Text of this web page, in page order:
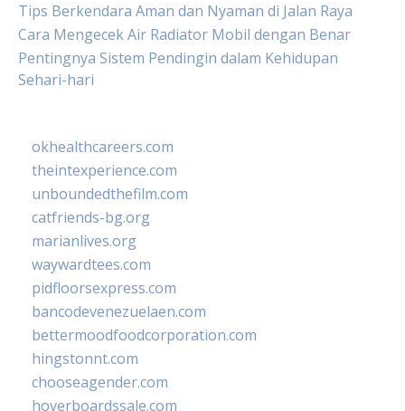
Tips Berkendara Aman dan Nyaman di Jalan Raya
Cara Mengecek Air Radiator Mobil dengan Benar
Pentingnya Sistem Pendingin dalam Kehidupan
Sehari-hari
okhealthcareers.com
theintexperience.com
unboundedthefilm.com
catfriends-bg.org
marianlives.org
waywardtees.com
pidfloorsexpress.com
bancodevenezuelaen.com
bettermoodfoodcorporation.com
hingstonnt.com
chooseagender.com
hoverboardssale.com